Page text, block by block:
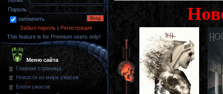
Пароль:
запомнить
Забыл пароль | Регистрация
This feature is for Premium users only!
Меню сайта
Главная страница
Новости из мира ужасов
Блоги ужасов